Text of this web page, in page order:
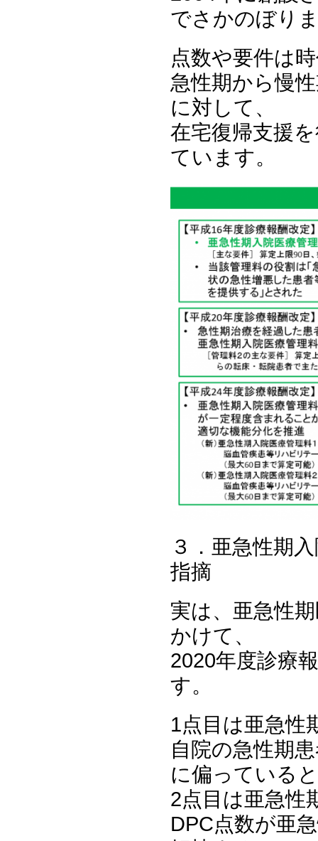
でさかのぼり
点数や要件は
急性期から慢
に対して、
在宅復帰支援
ています。
３．亜急性期
指摘
実は、亜急性
かけて、
2020年度診療
す。
1点目は亜急性
自院の急性期
に偏っている
2点目は亜急性
DPC点数が亜